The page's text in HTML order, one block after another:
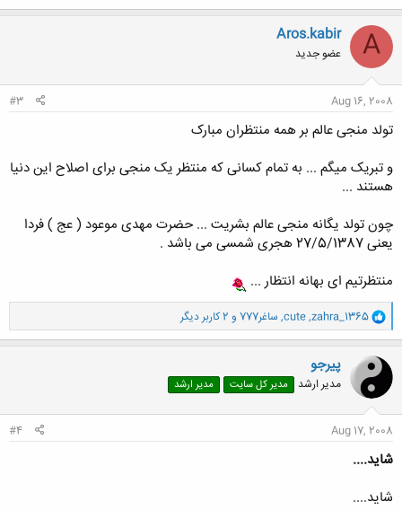
ک
ن
ش
ه
ا
A
Aros.kabir
عضو جدید
Aug 16, 2008
#3
تولد منجی عالم بر همه منتظران مبارک
و تبریک میگم ... به تمام کسانی که منتظر یک منجی برای اصلاح این دنیا
هستند ...
چون تولد یگانه منجی عالم بشریت ... حضرت مهدی موعود ( عج ) فردا
یعنی 27/5/1387 هجری شمسی می باشد .
منتظرتیم ای بهانه انتظار ...
و
ا
ک
ن
ش
ه
ا
zahra_1365
,
cute
, ساغر777 و 2 کاربر دیگر
پیرجو
مدیر ارشد مدیر کل سایت مدیر ارشد
Aug 17, 2008
#4
شاید....
شاید....